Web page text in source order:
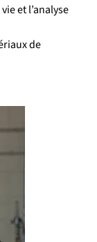
et l’analyse
de